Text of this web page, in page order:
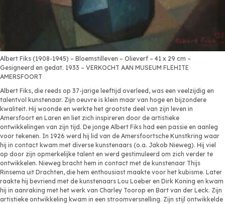
Albert Fiks (1908-1945) – Bloemstilleven – Olieverf – 41 x 29 cm –
Gesigneerd en gedat. 1933 – VERKOCHT AAN MUSEUM FLEHITE
AMERSFOORT
Albert Fiks, die reeds op 37-jarige leeftijd overleed, was een veelzijdig en
talentvol kunstenaar. Zijn oeuvre is klein maar van hoge en bijzondere
kwaliteit. Hij woonde en werkte het grootste deel van zijn leven in
Amersfoort en Laren en liet zich inspireren door de artistieke
ontwikkelingen van zijn tijd. De jonge Albert Fiks had een passie en aanleg
voor tekenen. In 1926 werd hij lid van de Amersfoortsche Kunstkring waar
hij in contact kwam met diverse kunstenaars (o.a. Jakob Nieweg). Hij viel
op door zijn opmerkelijke talent en werd gestimuleerd om zich verder te
ontwikkelen. Nieweg bracht hem in contact met de kunstenaar Thijs
Rinsema uit Drachten, die hem enthousiast maakte voor het kubisme. Later
raakte hij bevriend met de kunstenaars Lou Loeber en Dirk Koning en kwam
hij in aanraking met het werk van Charley Toorop en Bart van der Leck. Zijn
artistieke ontwikkeling kwam in een stroomversnelling. Zijn stijl ontwikkelde